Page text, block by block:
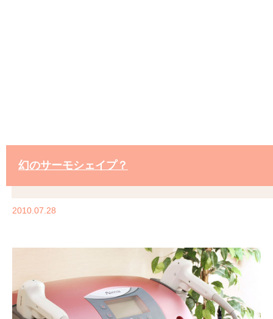
幻のサーモシェイプ？
2010.07.28